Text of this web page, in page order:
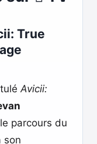
True
Avicii:
parcours du
son